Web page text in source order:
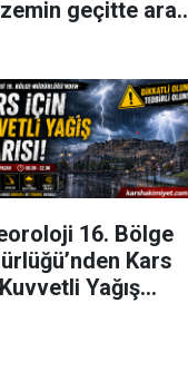
geçitte araç
16. Bölge
Kars
Yağış